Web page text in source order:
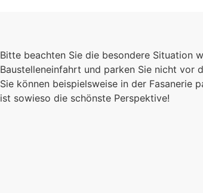
Bitte beachten Sie die besondere Situation
Baustelleneinfahrt und parken Sie nicht vor
Sie können beispielsweise in der Fasanerie
ist sowieso die schönste Perspektive!